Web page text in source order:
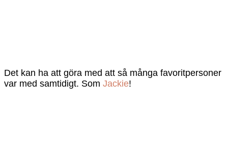
Det kan ha att göra med att så många favoritpersoner
var med samtidigt. Som Jackie!